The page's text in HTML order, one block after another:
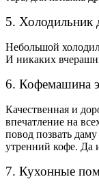
5. Холодильник
Небольшой
И никаких
6. Кофемашина
Качественная и
впечатление на
повод позвать
утренний кофе. Да
7. Кухонные